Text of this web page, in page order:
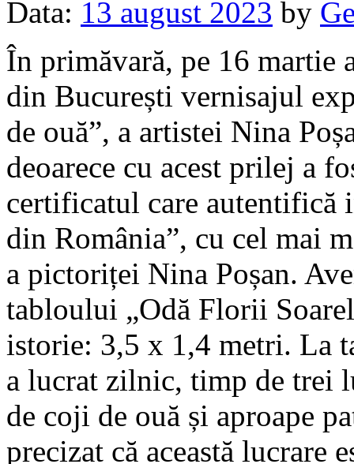
Data: 13 august 2023 by
În primăvară, pe 16 martie
din București vernisajul
de ouă”, a artistei Nina
deoarece cu acest prilej a
certificatul care autentifică
din România”, cu cel mai
a pictoriței Nina Poșan.
tabloului „Odă Florii
istorie: 3,5 x 1,4 metri. La
a lucrat zilnic, timp de trei
de coji de ouă și aproape
precizat că această lucrare